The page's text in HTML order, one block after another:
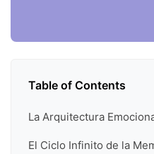
Table of Contents
La Arquitectura
El Ciclo Infinito de la